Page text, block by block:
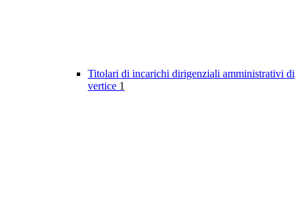
Titolari di incarichi dirigenziali amministrativi di
vertice 1